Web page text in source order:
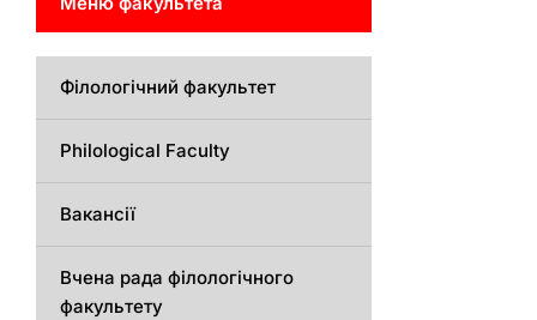
Філологічний факультет
Philological Faculty
Вакансії
Вчена рада філологічного
факультету